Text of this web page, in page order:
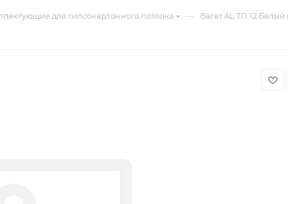
для гипсокартонного потолка — Багет AL ТП 12